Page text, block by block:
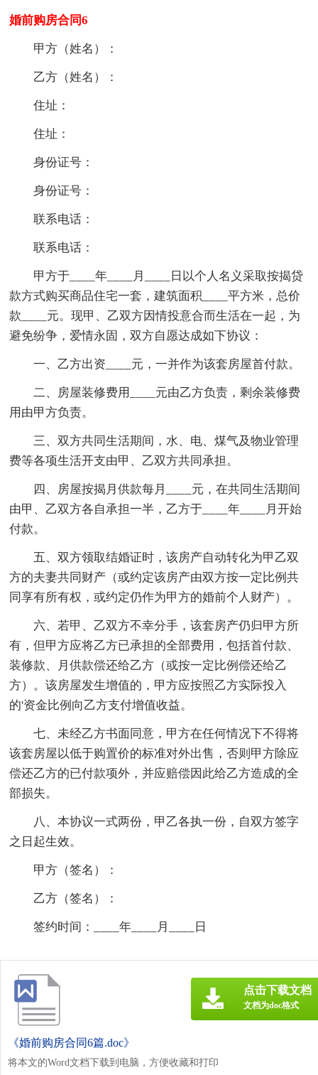
婚前购房合同6
甲方（姓名）：
乙方（姓名）：
住址：
住址：
身份证号：
身份证号：
联系电话：
联系电话：
甲方于____年____月____日以个人名义采取按揭贷
款方式购买商品住宅一套，建筑面积____平方米，总价
款____元。现甲、乙双方因情投意合而生活在一起，为
避免纷争，爱情永固，双方自愿达成如下协议：
一、乙方出资____元，一并作为该套房屋首付款。
二、房屋装修费用____元由乙方负责，剩余装修费
用由甲方负责。
三、双方共同生活期间，水、电、煤气及物业管理
费等各项生活开支由甲、乙双方共同承担。
四、房屋按揭月供款每月____元，在共同生活期间
由甲、乙双方各自承担一半，乙方于____年____月开始
付款。
五、双方领取结婚证时，该房产自动转化为甲乙双
方的夫妻共同财产（或约定该房产由双方按一定比例共
同享有所有权，或约定仍作为甲方的婚前个人财产）。
六、若甲、乙双方不幸分手，该套房产仍归甲方所
有，但甲方应将乙方已承担的全部费用，包括首付款、
装修款、月供款偿还给乙方（或按一定比例偿还给乙
方）。该房屋发生增值的，甲方应按照乙方实际投入
的'资金比例向乙方支付增值收益。
七、未经乙方书面同意，甲方在任何情况下不得将
该套房屋以低于购置价的标准对外出售，否则甲方除应
偿还乙方的已付款项外，并应赔偿因此给乙方造成的全
部损失。
八、本协议一式两份，甲乙各执一份，自双方签字
之日起生效。
甲方（签名）：
乙方（签名）：
签约时间：____年____月____日
《婚前购房合同6篇.doc》
将本文的Word文档下载到电脑，方便收藏和打印
点击下载文档
文档为doc格式